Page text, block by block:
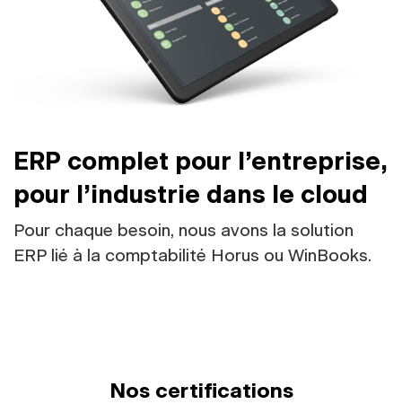
ERP complet pour l’entreprise,
pour l’industrie dans le cloud
Pour chaque besoin, nous avons la solution
ERP lié à la comptabilité Horus ou WinBooks.
Nos certifications